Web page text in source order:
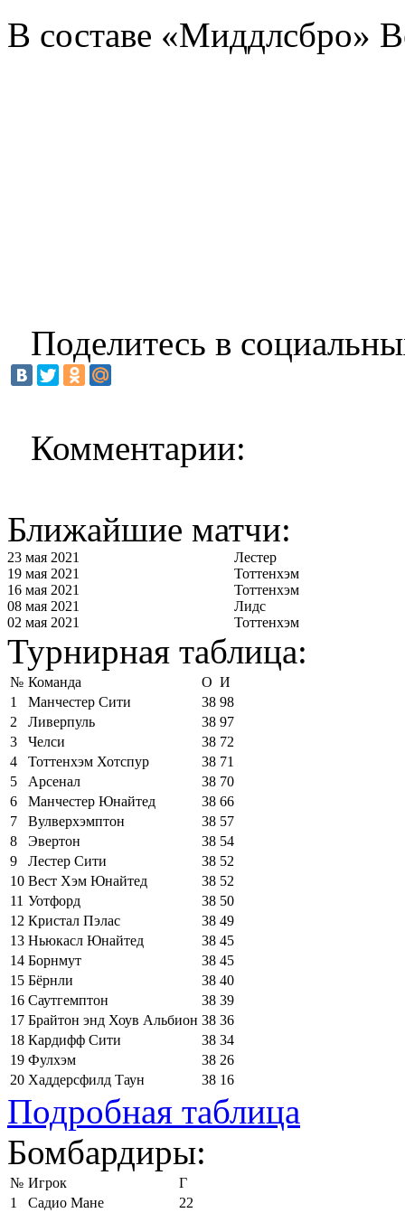
В составе «Миддлсбро»
Поделитесь в
Комментарии:
Ближайшие матчи:
23 мая 2021
Лестер
19 мая 2021
Тоттенхэм
16 мая 2021
Тоттенхэм
08 мая 2021
Лидс
02 мая 2021
Тоттенхэм
Турнирная таблица:
№ Команда О И
1
Манчестер Сити 38 98
2
Ливерпуль 38 97
3
Челси 38 72
4
Тоттенхэм Хотспур 38 71
5
Арсенал 38 70
6
Манчестер Юнайтед 38 66
7
Вулверхэмптон 38 57
8
Эвертон 38 54
9
Лестер Сити 38 52
10 Вест Хэм Юнайтед 38 52
11 Уотфорд 38 50
12 Кристал Пэлас 38 49
13 Ньюкасл Юнайтед 38 45
14 Борнмут 38 45
15 Бёрнли 38 40
16 Саутгемптон 38 39
17 Брайтон энд Хоув Альбион 38 36
18 Кардифф Сити 38 34
19 Фулхэм 38 26
20 Хаддерсфилд Таун 38 16
Подробная таблица
Бомбардиры:
№ Игрок
Г
1
Садио Мане
22